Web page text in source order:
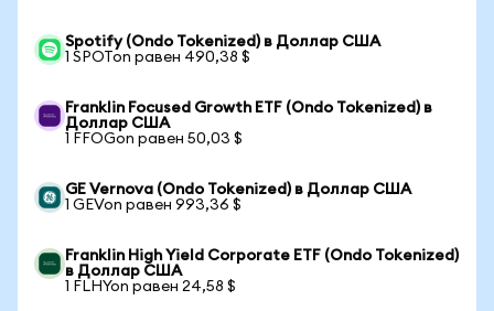
Spotify (Ondo Tokenized) в Доллар США
1 SPOTon равен 490,38 $
Franklin Focused Growth ETF (Ondo Tokenized) в
Доллар США
1 FFOGon равен 50,03 $
GE Vernova (Ondo Tokenized) в Доллар США
1 GEVon равен 993,36 $
Franklin High Yield Corporate ETF (Ondo Tokenized)
в Доллар США
1 FLHYon равен 24,58 $